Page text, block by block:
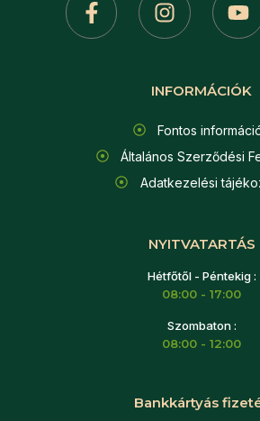
INFORMÁCIÓK
Fontos
Általános Szerződési
Adatkezelési
NYITVATARTÁS
Hétfőtől - Péntekig :
08:00 - 17:00
Szombaton :
08:00 - 12:00
Bankkártyás